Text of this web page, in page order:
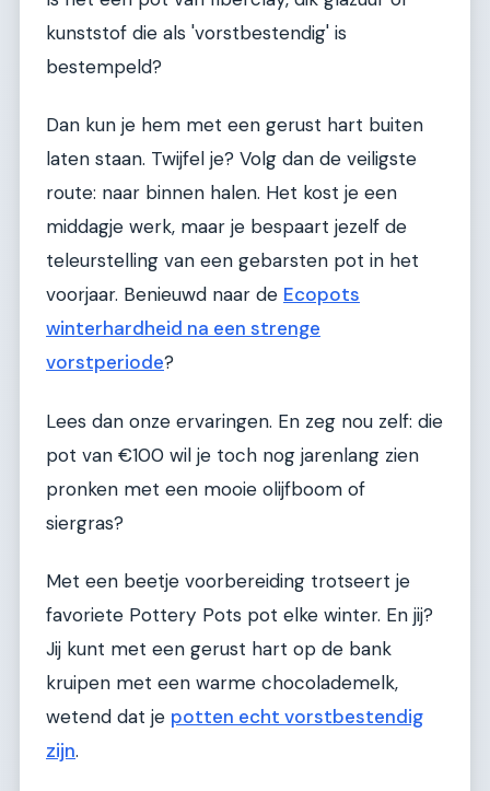
kunststof die als 'vorstbestendig' is
bestempeld?
Dan kun je hem met een gerust hart buiten
laten staan. Twijfel je? Volg dan de veiligste
route: naar binnen halen. Het kost je een
middagje werk, maar je bespaart jezelf de
teleurstelling van een gebarsten pot in het
voorjaar. Benieuwd naar de Ecopots
winterhardheid na een strenge
vorstperiode?
Lees dan onze ervaringen. En zeg nou zelf: die
pot van €100 wil je toch nog jarenlang zien
pronken met een mooie olijfboom of
siergras?
Met een beetje voorbereiding trotseert je
favoriete Pottery Pots pot elke winter. En jij?
Jij kunt met een gerust hart op de bank
kruipen met een warme chocolademelk,
wetend dat je potten echt vorstbestendig
zijn.